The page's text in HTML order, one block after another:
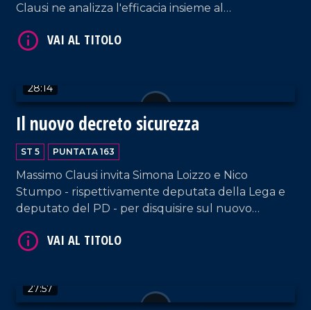
Clausi ne analizza l'efficacia insieme al
(relatore della nuova legge sulle borse di studio)
28:14
Il nuovo decreto sicurezza
ST 5 PUNTATA 163
Massimo Clausi invita Simona Loizzo e Nico
Stumpo - rispettivamente deputata della Lega e
deputato del PD - per disquisire sul nuovo
polemiche.
27:57
VAI AL TITOLO